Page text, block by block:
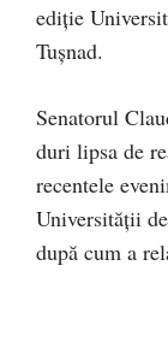
ediţie
Tuşnad.
Senatorul
duri lipsa de
recentele
Universității
după cum a